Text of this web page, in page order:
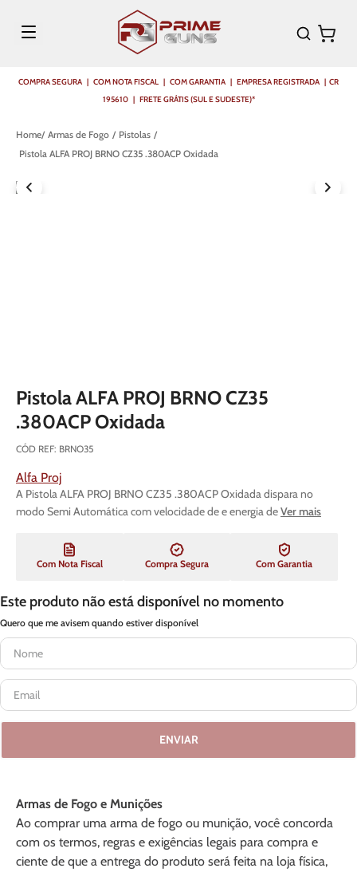
COMPRA SEGURA | COM NOTA FISCAL | COM GARANTIA | EMPRESA REGISTRADA | CR
195610 | FRETE GRÁTIS (SUL E SUDESTE)*
Armas de Fogo
Pistolas
Pistola ALFA PROJ BRNO CZ35 .380ACP Oxidada
Pistola ALFA PROJ BRNO CZ35
.380ACP Oxidada
CÓD REF: BRNO35
Alfa Proj
A Pistola ALFA PROJ BRNO CZ35 .380ACP Oxidada dispara no
modo Semi Automática com velocidade de e energia deVer mais
Com Nota Fiscal Compra Segura Com Garantia
Este produto não está disponível no momento
Quero que me avisem quando estiver disponível
ENVIAR
Armas de Fogo e Munições
Ao comprar uma arma de fogo ou munição, você concorda
com os termos, regras e exigências legais para compra e
ciente de que a entrega do produto será feita na loja física,